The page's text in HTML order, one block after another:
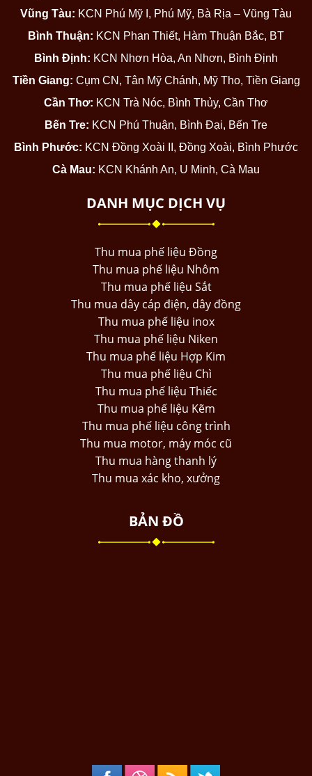
Vũng Tàu: KCN Phú Mỹ I, Phú Mỹ, Bà Rịa – Vũng Tàu
Bình Thuận: KCN Phan Thiết, Hàm Thuận Bắc, BT
Bình Định: KCN Nhơn Hòa, An Nhơn, Bình Định
Tiền Giang: Cụm CN, Tân Mỹ Chánh, Mỹ Tho, Tiền Giang
Cần Thơ: KCN Trà Nóc, Bình Thủy, Cần Thơ
Bến Tre: KCN Phú Thuận, Bình Đại, Bến Tre
Bình Phước: KCN Đồng Xoài II, Đồng Xoài, Bình Phước
Cà Mau: KCN Khánh An, U Minh, Cà Mau
DANH MỤC DỊCH VỤ
Thu mua phế liệu Đồng
Thu mua phế liệu Nhôm
Thu mua phế liệu Sắt
Thu mua dây cáp điện, dây đồng
Thu mua phế liệu inox
Thu mua phế liệu Niken
Thu mua phế liệu Hợp Kim
Thu mua phế liệu Chì
Thu mua phế liệu Thiếc
Thu mua phế liệu Kẽm
Thu mua phế liệu công trình
Thu mua motor, máy móc cũ
Thu mua hàng thanh lý
Thu mua xác kho, xưởng
BẢN ĐỒ